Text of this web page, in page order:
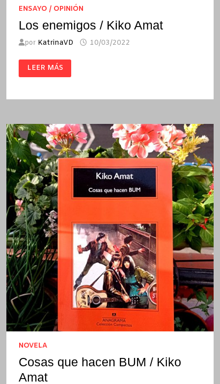
ENSAYO / OPINIÓN
Los enemigos / Kiko Amat
por KatrinaVD 10/03/2022
LOS
ENEMIGOS
/
LEER MÁS
NOVELA
Cosas que hacen BUM / Kiko
Amat